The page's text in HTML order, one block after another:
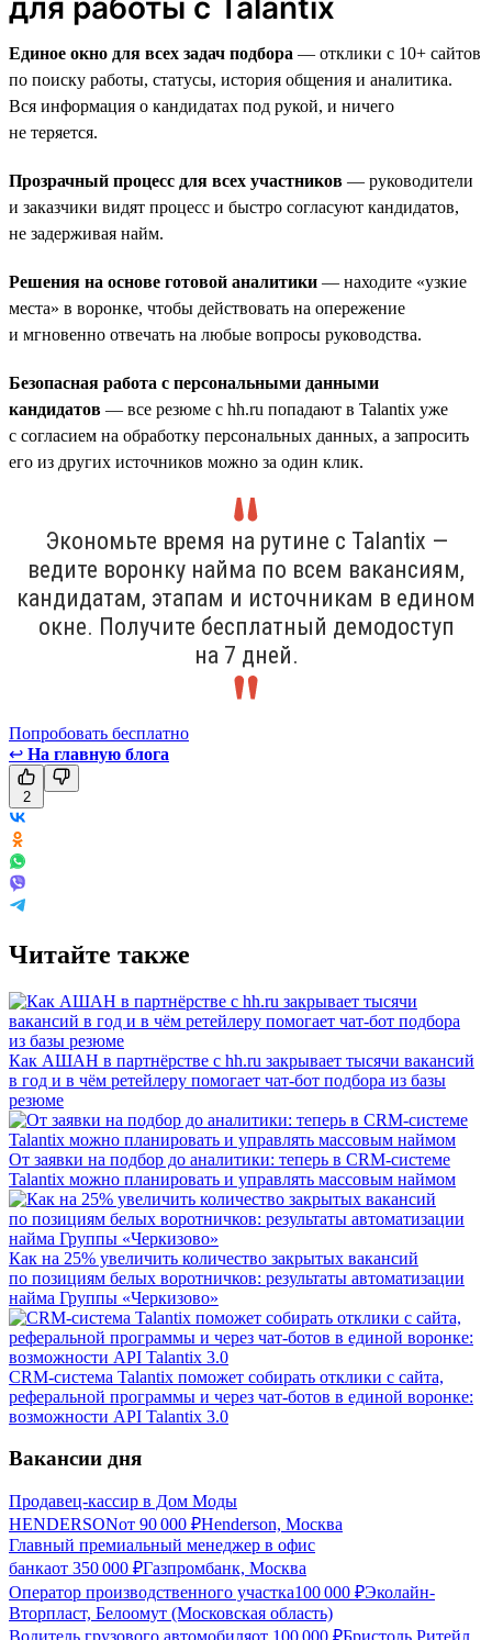
для работы с Talantix
Единое окно для всех задач подбора — отклики с 10+ сайтов
по поиску работы, статусы, история общения и аналитика.
Вся информация о кандидатах под рукой, и ничего
не теряется.
Прозрачный процесс для всех участников — руководители
и заказчики видят процесс и быстро согласуют кандидатов,
не задерживая найм.
Решения на основе готовой аналитики — находите «узкие
места» в воронке, чтобы действовать на опережение
и мгновенно отвечать на любые вопросы руководства.
Безопасная работа с персональными данными
кандидатов — все резюме с hh.ru попадают в Talantix уже
с согласием на обработку персональных данных, а запросить
его из других источников можно за один клик.
Экономьте время на рутине с Talantix —
ведите воронку найма по всем вакансиям,
кандидатам, этапам и источникам в едином
окне. Получите бесплатный демодоступ
на 7 дней.
Попробовать бесплатно
↩ На главную блога
2
Читайте также
Как АШАН в партнёрстве с hh.ru закрывает тысячи вакансий
в год и в чём ретейлеру помогает чат-бот подбора из базы
резюме
От заявки на подбор до аналитики: теперь в CRM-системе
Talantix можно планировать и управлять массовым наймом
Как на 25% увеличить количество закрытых вакансий
по позициям белых воротничков: результаты автоматизации
найма Группы «Черкизово»
CRM-система Talantix поможет собирать отклики с сайта,
реферальной программы и через чат-ботов в единой воронке:
возможности API Talantix 3.0
Вакансии дня
Продавец-кассир в Дом Моды
HENDERSONот 90 000 ₽Henderson, Москва
Главный премиальный менеджер в офис
банкаот 350 000 ₽Газпромбанк, Москва
Оператор производственного участка100 000 ₽Эколайн-
Вторпласт, Белоомут (Московская область)